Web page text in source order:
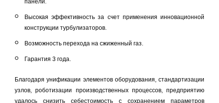
панели.
Высокая эффективность за счет применения инновационной
конструкции турбулизаторов.
Возможность перехода на сжиженный газ.
Гарантия 3 года.
Благодаря унификации элементов оборудования, стандартизации
узлов, роботизации производственных процессов, предприятию
удалось снизить себестоимость с сохранением параметров